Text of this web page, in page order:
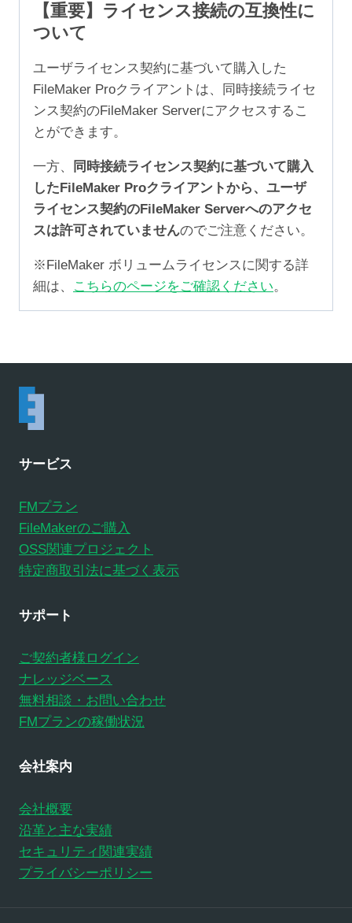
【重要】ライセンス接続の互換性に
ついて
ユーザライセンス契約に基づいて購入した
FileMaker Proクライアントは、同時接続ライセ
ンス契約のFileMaker Serverにアクセスするこ
とができます。
一方、
同時接続ライセンス契約に基づいて購入
したFileMaker Proクライアントから、ユーザ
ライセンス契約のFileMaker Serverへのアクセ
スは許可されていませんのでご注意ください。
※FileMaker ボリュームライセンスに関する詳
細は、
こちらのページをご確認ください。
サービス
FMプラン
FileMakerのご購入
OSS関連プロジェクト
特定商取引法に基づく表示
サポート
ご契約者様ログイン
ナレッジベース
無料相談・お問い合わせ
FMプランの稼働状況
会社案内
会社概要
沿革と主な実績
セキュリティ関連実績
プライバシーポリシー